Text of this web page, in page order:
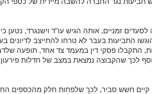
זמניים, אותה הגיש עו"ד וישנגרד, נטען
התביעות בעבר לא טרחו להתייצב לדיונים
התקבלו פסקי דין במעמד צד אחד, תופעה
לכך שהקבוצה נמצאת במצב של חדלות
קיים חשש סביר, לכך שלפחות חלק מהכספים